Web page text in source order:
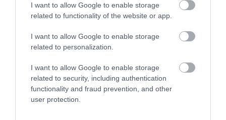
I want to allow Google to enable storage
related to functionality of the website or app.
I want to allow Google to enable storage
related to personalization.
I want to allow Google to enable storage
related to security, including authentication
functionality and fraud prevention, and other
user protection.
παραγωγή δακρύων), οι χρήστες
διαταράξει το δακρυϊκό στρώμα,
ξηροφθαλμίας αν η μάσκα εξωθεί τον
αέρα προς τα μάτια) και όσοι
εργάζονται ή διαβάζουν με τις ώρες